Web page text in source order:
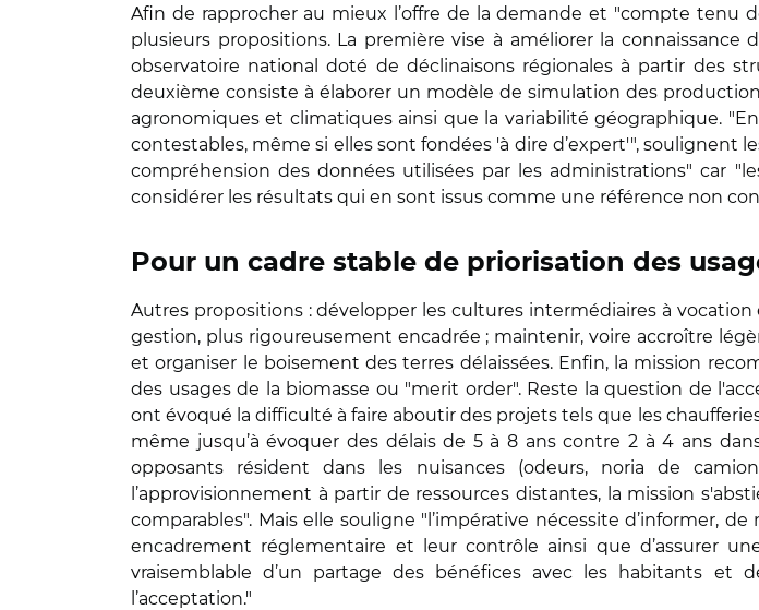
Afin de rapprocher au mieux l’offre de la demande et "compte tenu
plusieurs propositions. La première vise à améliorer la
observatoire national doté de déclinaisons régionales à partir des
deuxième consiste à élaborer un modèle de simulation des
agronomiques et climatiques ainsi que la variabilité géographique.
contestables, même si elles sont fondées 'à dire d’expert'", soulignent
compréhension des données utilisées par les administrations" car
considérer les résultats qui en sont issus comme une référence non
Pour un cadre stable de priorisation des
Autres propositions : développer les cultures intermédiaires à
gestion, plus rigoureusement encadrée ; maintenir, voire accroître
et organiser le boisement des terres délaissées. Enfin, la mission
des usages de la biomasse ou "merit order". Reste la question de
ont évoqué la difficulté à faire aboutir des projets tels que les
même jusqu’à évoquer des délais de 5 à 8 ans contre 2 à 4 ans
opposants résident dans les nuisances (odeurs, noria de
l’approvisionnement à partir de ressources distantes, la mission
comparables". Mais elle souligne "l’impérative nécessite d’informer,
encadrement réglementaire et leur contrôle ainsi que d’assurer
vraisemblable d’un partage des bénéfices avec les habitants et
l’acceptation."